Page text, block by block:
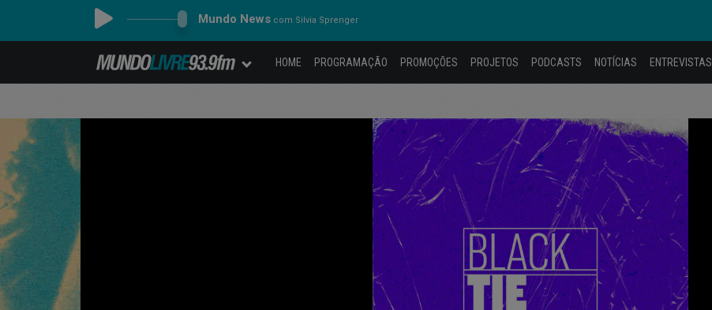
Mundo News com Silvia Sprenger
HOME PROGRAMAÇÃO PROMOÇÕES PROJETOS PODCASTS NOTÍCIAS ENTREVISTAS